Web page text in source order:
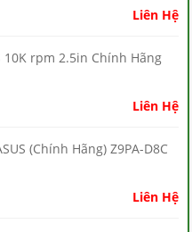
Liên Hệ
10K rpm 2.5in Chính Hãng
Liên Hệ
(Chính Hãng) Z9PA-D8C
Liên Hệ